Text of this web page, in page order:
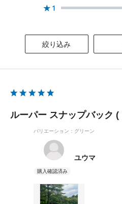
★ 1
絞り込み
ルーパー スナップバック (
バリエーション：グリーン
ユウマ